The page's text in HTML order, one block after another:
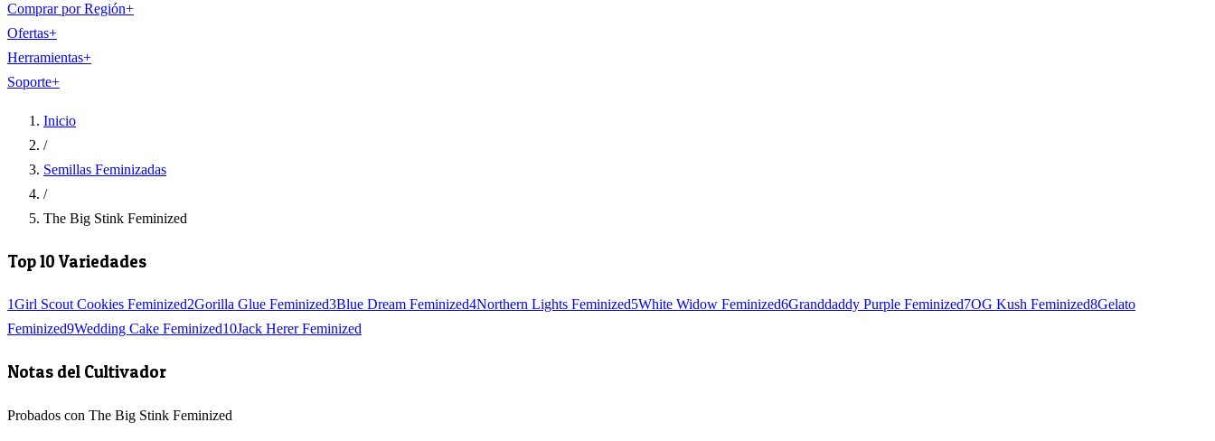
Comprar por Región+
Ofertas+
Herramientas+
Soporte+
Inicio
/
Semillas Feminizadas
/
The Big Stink Feminized
Top 10 Variedades
1Girl Scout Cookies Feminized2Gorilla Glue Feminized3Blue Dream Feminized4Northern Lights Feminized5White Widow Feminized6Granddaddy Purple Feminized7OG Kush Feminized8Gelato
Feminized9Wedding Cake Feminized10Jack Herer Feminized
Notas del Cultivador
Probados con The Big Stink Feminized